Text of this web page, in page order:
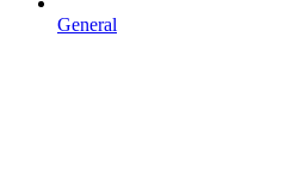
General